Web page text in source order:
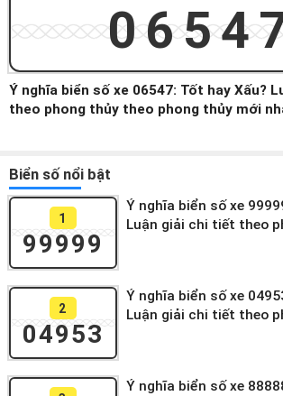
Ý nghĩa biển số xe 06547: Tốt hay Xấu?
theo phong thủy theo phong thủy mới
Biển số nổi bật
1
99999
Ý nghĩa biển số xe
Luận giải chi tiết theo
2
04953
Ý nghĩa biển số xe
Luận giải chi tiết theo
Ý nghĩa biển số xe